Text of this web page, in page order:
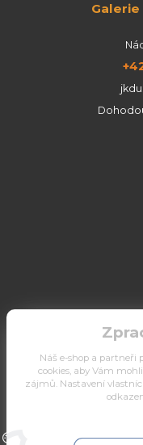
Galerie
Upravit sběr cookies.
Náš e-shop a partneři
cookies, aby Vám
zájmů. Nastavení